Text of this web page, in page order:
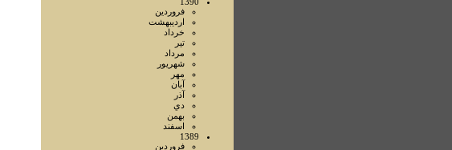
فروردين
ارديبهشت
خرداد
تير
مرداد
شهريور
مهر
آبان
آذر
دي
بهمن
اسفند
1389
فروردين